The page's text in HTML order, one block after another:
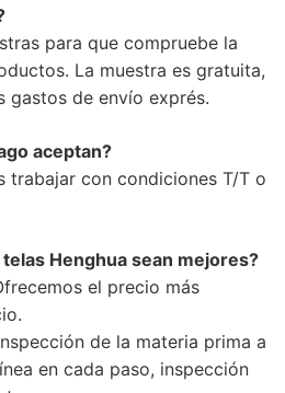
para que compruebe la
La muestra es gratuita,
gastos de envío exprés.
aceptan?
trabajar con condiciones T/T o
telas Henghua sean mejores?
el precio más
de la materia prima a
en cada paso, inspección